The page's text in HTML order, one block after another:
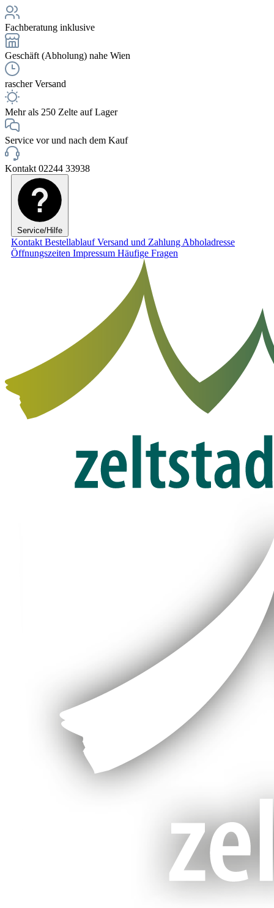
Fachberatung inklusive
Geschäft (Abholung) nahe Wien
rascher Versand
Mehr als 250 Zelte auf Lager
Service vor und nach dem Kauf
Kontakt 02244 33938
Service/Hilfe
Kontakt BestellablaufVersand und Zahlung Abholadresse
Öffnungszeiten Impressum Häufige Fragen